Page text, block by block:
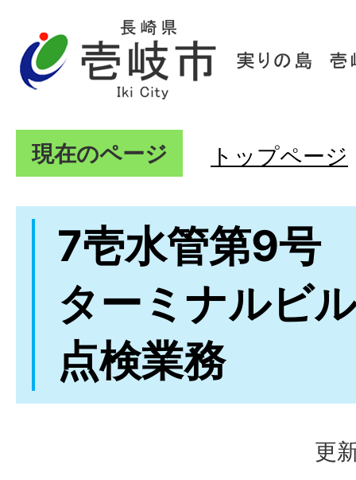
現在のページ トップページ
7壱水管第9号
ターミナルビ
点検業務
更